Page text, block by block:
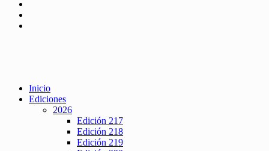
Inicio
Ediciones
2026
Edición 217
Edición 218
Edición 219